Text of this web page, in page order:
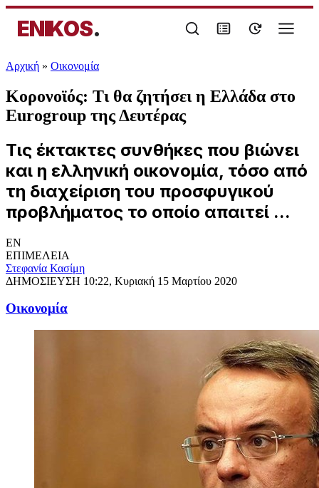
ENIKOS.
Αρχική » Oικονομία
Κορονοϊός: Τι θα ζητήσει η Ελλάδα στο
Eurogroup της Δευτέρας
Τις έκτακτες συνθήκες που βιώνει
και η ελληνική οικονομία, τόσο από
τη διαχείριση του προσφυγικού
προβλήματος το οποίο απαιτεί ...
EN
ΕΠΙΜΕΛΕΙΑ
Στεφανία Κασίμη
ΔΗΜΟΣΙΕΥΣΗ 10:22, Κυριακή 15 Μαρτίου 2020
Oικονομία